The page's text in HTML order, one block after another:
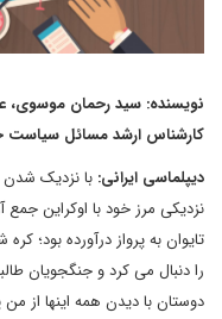
نویسنده: سید رحمان موسوی،
کارشناس ارشد مسائل سیاست
دیپلماسی ایرانی:
نزدیکی مرز خود با اوکراین
تایوان به پرواز درآورده بود؛
را دنبال می کرد و جنگجویان
دوستان با دیدن همه اینها از